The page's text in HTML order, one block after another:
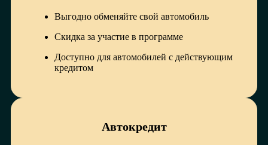
Выгодно обменяйте свой автомобиль
Скидка за участие в программе
Доступно для автомобилей с действующим
кредитом
Автокредит